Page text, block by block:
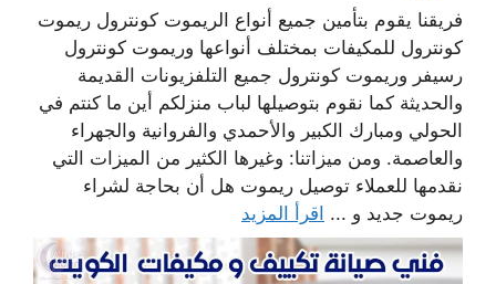
فريقنا يقوم بتأمين جميع أنواع الريموت كونترول ريموت
كونترول للمكيفات بمختلف أنواعها وريموت كونترول
رسيفر وريموت كونترول جميع التلفزيونات القديمة
والحديثة كما نقوم بتوصيلها لباب منزلكم أين ما كنتم في
الحولي ومبارك الكبير والأحمدي والفروانية والجهراء
والعاصمة. ومن ميزاتنا: وغيرها الكثير من الميزات التي
نقدمها للعملاء توصيل ريموت هل أن بحاجة لشراء
ريموت جديد و ... اقرأ المزيد